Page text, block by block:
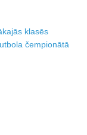
klasēs
čempionātā